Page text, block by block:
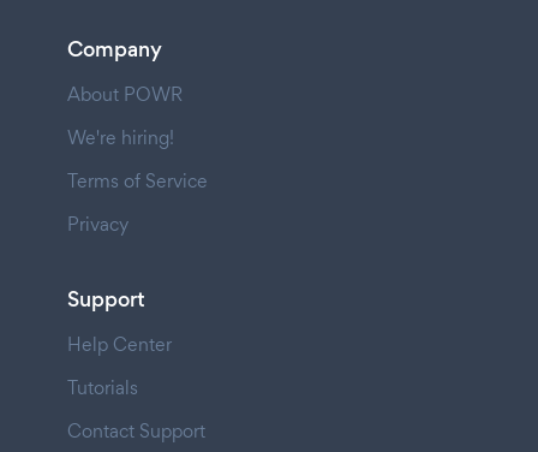
Company
About POWR
We're hiring!
Terms of Service
Privacy
Support
Help Center
Tutorials
Contact Support